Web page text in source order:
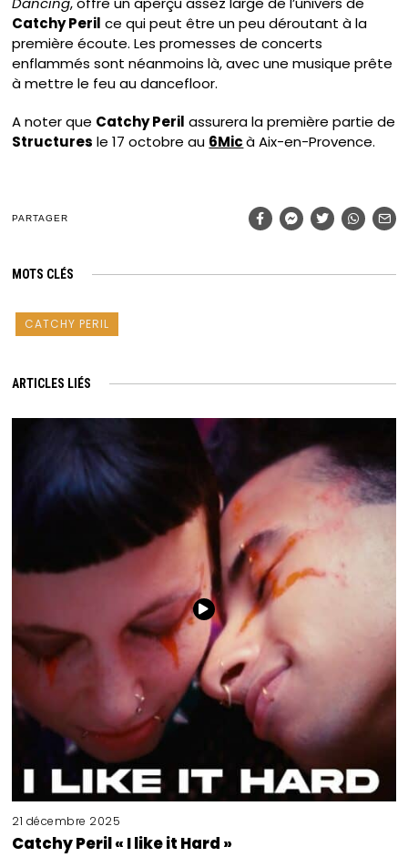
Catchy Peril ce qui peut être un peu déroutant à la
première écoute. Les promesses de concerts
enflammés sont néanmoins là, avec une musique prête
à mettre le feu au dancefloor.
A noter que Catchy Peril assurera la première partie de
Structures le 17 octobre au 6Mic à Aix-en-Provence.
PARTAGER
MOTS CLÉS
CATCHY PERIL
ARTICLES LIÉS
21 décembre 2025
Catchy Peril « I like it Hard »